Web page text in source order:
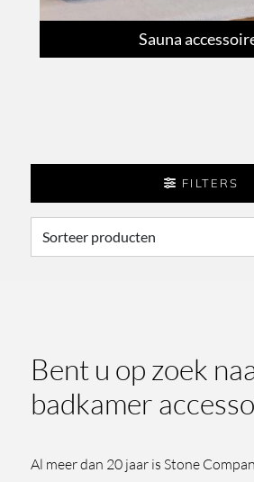
Sauna
FILTERS
Bent u op zoek
badkamer
Al meer dan 20 jaar is Stone